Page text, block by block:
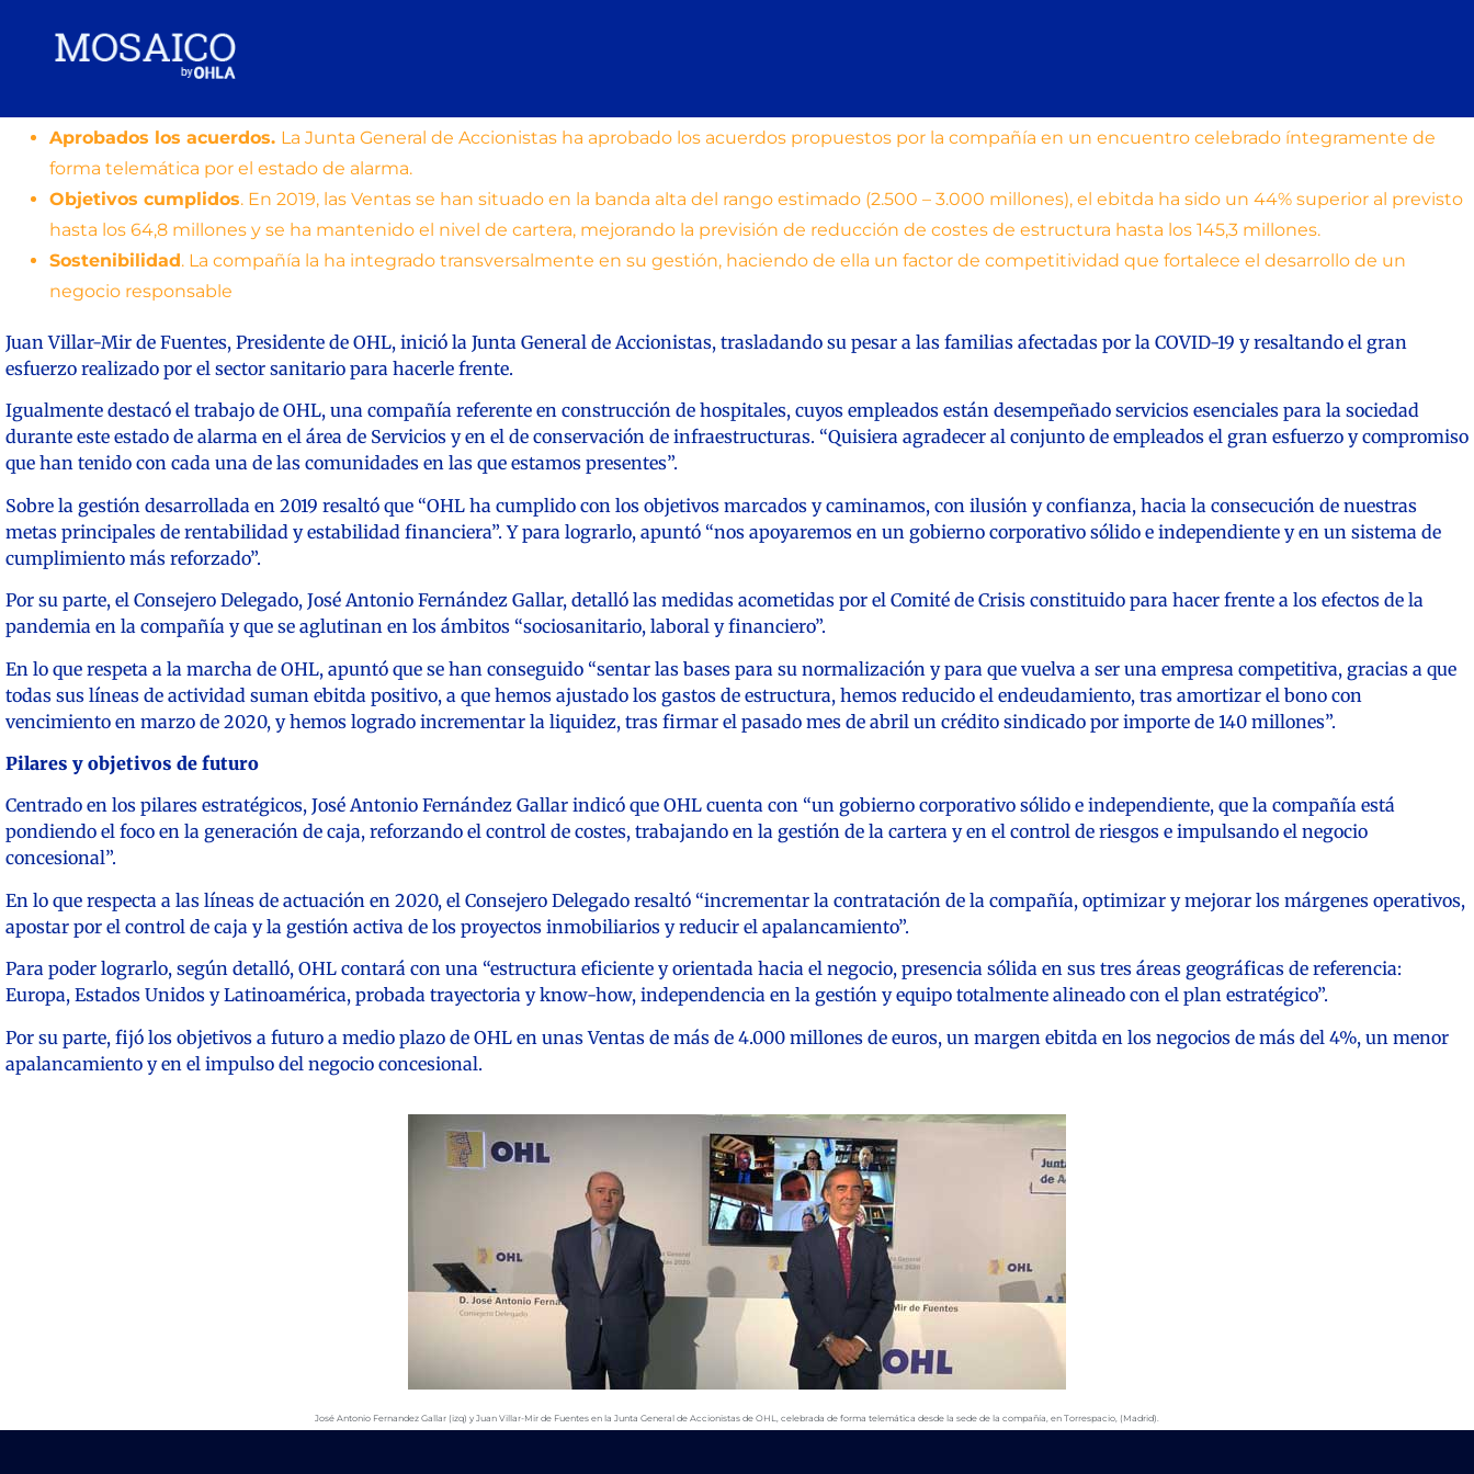
Aprobados los acuerdos. La Junta General de Accionistas ha aprobado los acuerdos propuestos por la compañía en un encuentro celebrado íntegramente de
forma telemática por el estado de alarma.
Objetivos cumplidos. En 2019, las Ventas se han situado en la banda alta del rango estimado (2.500 – 3.000 millones), el ebitda ha sido un 44% superior al previsto
hasta los 64,8 millones y se ha mantenido el nivel de cartera, mejorando la previsión de reducción de costes de estructura hasta los 145,3 millones.
Sostenibilidad. La compañía la ha integrado transversalmente en su gestión, haciendo de ella un factor de competitividad que fortalece el desarrollo de un
negocio responsable
Juan Villar-Mir de Fuentes, Presidente de OHL, inició la Junta General de Accionistas, trasladando su pesar a las familias afectadas por la COVID-19 y resaltando el gran
esfuerzo realizado por el sector sanitario para hacerle frente.
Igualmente destacó el trabajo de OHL, una compañía referente en construcción de hospitales, cuyos empleados están desempeñado servicios esenciales para la sociedad
durante este estado de alarma en el área de Servicios y en el de conservación de infraestructuras. “Quisiera agradecer al conjunto de empleados el gran esfuerzo y compromiso
que han tenido con cada una de las comunidades en las que estamos presentes”.
Sobre la gestión desarrollada en 2019 resaltó que “OHL ha cumplido con los objetivos marcados y caminamos, con ilusión y confianza, hacia la consecución de nuestras
metas principales de rentabilidad y estabilidad financiera”. Y para lograrlo, apuntó “nos apoyaremos en un gobierno corporativo sólido e independiente y en un sistema de
cumplimiento más reforzado”.
Por su parte, el Consejero Delegado, José Antonio Fernández Gallar, detalló las medidas acometidas por el Comité de Crisis constituido para hacer frente a los efectos de la
pandemia en la compañía y que se aglutinan en los ámbitos “sociosanitario, laboral y financiero”.
En lo que respeta a la marcha de OHL, apuntó que se han conseguido “sentar las bases para su normalización y para que vuelva a ser una empresa competitiva, gracias a que
todas sus líneas de actividad suman ebitda positivo, a que hemos ajustado los gastos de estructura, hemos reducido el endeudamiento, tras amortizar el bono con
vencimiento en marzo de 2020, y hemos logrado incrementar la liquidez, tras firmar el pasado mes de abril un crédito sindicado por importe de 140 millones”.
Pilares y objetivos de futuro
Centrado en los pilares estratégicos, José Antonio Fernández Gallar indicó que OHL cuenta con “un gobierno corporativo sólido e independiente, que la compañía está
pondiendo el foco en la generación de caja, reforzando el control de costes, trabajando en la gestión de la cartera y en el control de riesgos e impulsando el negocio
concesional”.
En lo que respecta a las líneas de actuación en 2020, el Consejero Delegado resaltó “incrementar la contratación de la compañía, optimizar y mejorar los márgenes operativos,
apostar por el control de caja y la gestión activa de los proyectos inmobiliarios y reducir el apalancamiento”.
Para poder lograrlo, según detalló, OHL contará con una “estructura eficiente y orientada hacia el negocio, presencia sólida en sus tres áreas geográficas de referencia:
Europa, Estados Unidos y Latinoamérica, probada trayectoria y know-how, independencia en la gestión y equipo totalmente alineado con el plan estratégico”.
Por su parte, fijó los objetivos a futuro a medio plazo de OHL en unas Ventas de más de 4.000 millones de euros, un margen ebitda en los negocios de más del 4%, un menor
apalancamiento y en el impulso del negocio concesional.
José Antonio Fernandez Gallar (izq) y Juan Villar-Mir de Fuentes en la Junta General de Accionistas de OHL, celebrada de forma telemática desde la sede de la compañía, en Torrespacio, (Madrid).